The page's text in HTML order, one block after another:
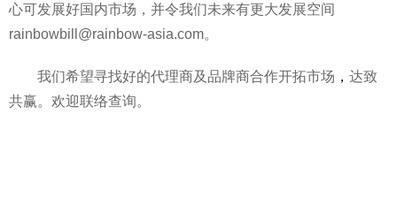
心可发展好国内市场，并令我们未来有更大发展空间
rainbowbill@rainbow-asia.com。
我们希望寻找好的代理商及品牌商合作开拓市场 ， 达致
共赢。欢迎联络查询。